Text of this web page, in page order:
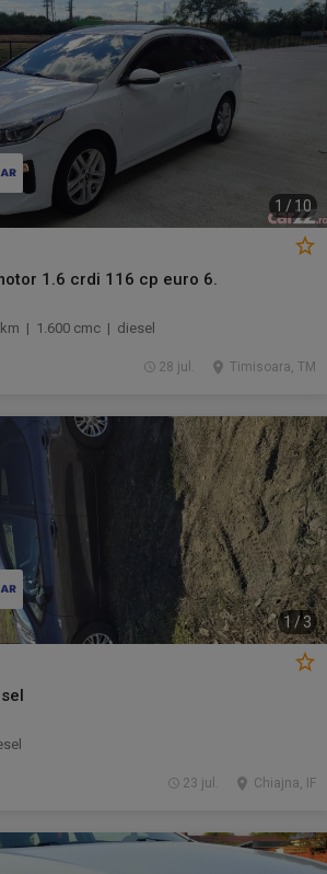
1 / 10
1.6 crdi 116 cp euro 6.
| 1.600 cmc | diesel
Timisoara, TM
28 jul.
1 /3
Chiajna, IF
23 jul.